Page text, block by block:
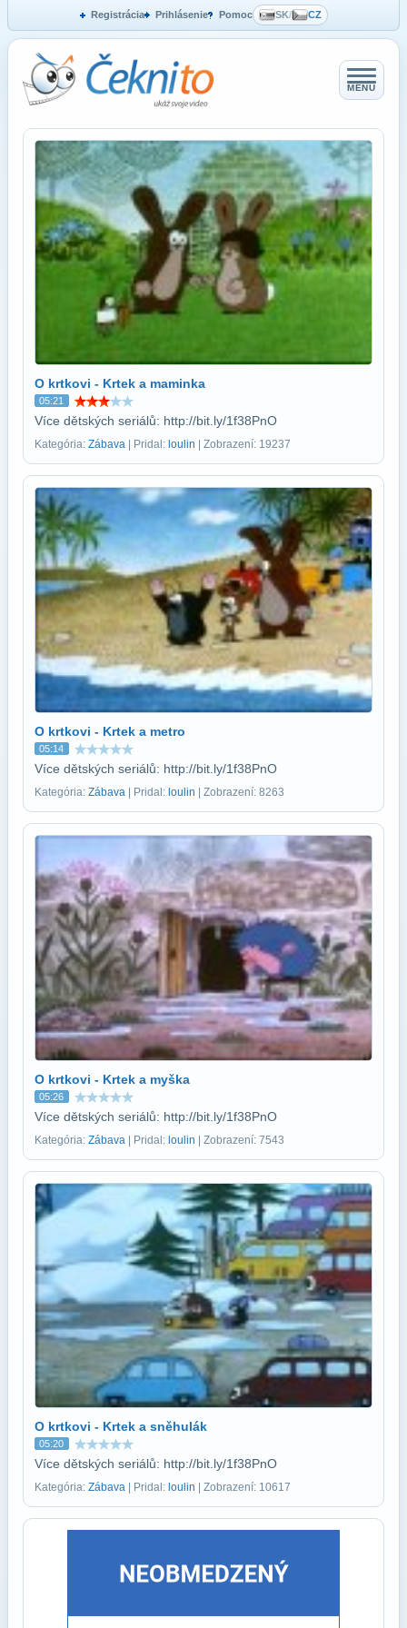
Registrácia Prihlásenie Pomoc SK/ CZ
MENU
O krtkovi - Krtek a maminka
05:21
Více dětských seriálů: http://bit.ly/1f38PnO
Kategória: Zábava | Pridal: loulin | Zobrazení: 19237
O krtkovi - Krtek a metro
05:14
Více dětských seriálů: http://bit.ly/1f38PnO
Kategória: Zábava | Pridal: loulin | Zobrazení: 8263
O krtkovi - Krtek a myška
05:26
Více dětských seriálů: http://bit.ly/1f38PnO
Kategória: Zábava | Pridal: loulin | Zobrazení: 7543
O krtkovi - Krtek a sněhulák
05:20
Více dětských seriálů: http://bit.ly/1f38PnO
Kategória: Zábava | Pridal: loulin | Zobrazení: 10617